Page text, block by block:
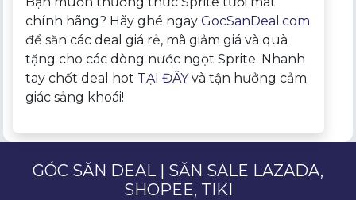
chính hãng? Hãy ghé ngayGocSanDeal.com
để săn các deal giá rẻ, mã giảm giá và quà
tặng cho các dòng nước ngọt Sprite. Nhanh
tay chốt deal hot TẠI ĐÂYvà tận hưởng cảm
giác sảng khoái!
GÓC SĂN DEAL | SĂN SALE LAZADA,
SHOPEE, TIKI